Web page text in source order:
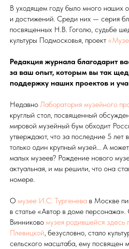
В уходящем году было много наших
и достижений. Среди них — серия
посвященных Н.В. Гоголю, судьбе
культуры Подмосковья, проект
Редакция журнала благодарит
за ваш опыт, которым вы так
поддержку наших проектов и
Недавно Лаборатория музейного
круглый стол, посвященный
мировой музейный бум обходит
утверждают, что за последние 5 лет
только один крупный музей... А
малых музеев? Рождение нового
актуальная, и мы решили, что она
номере.
О музее И.С. Тургенева в Москве
в статье «Автор в доме
Винниково музея родившейся
Плевицкой, безусловно, стало
сельского масштаба, ему посвящен